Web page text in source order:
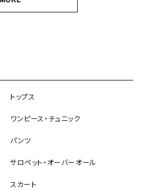
トップス
ワンピース・チュニック
パンツ
サロペット・オーバーオール
スカート